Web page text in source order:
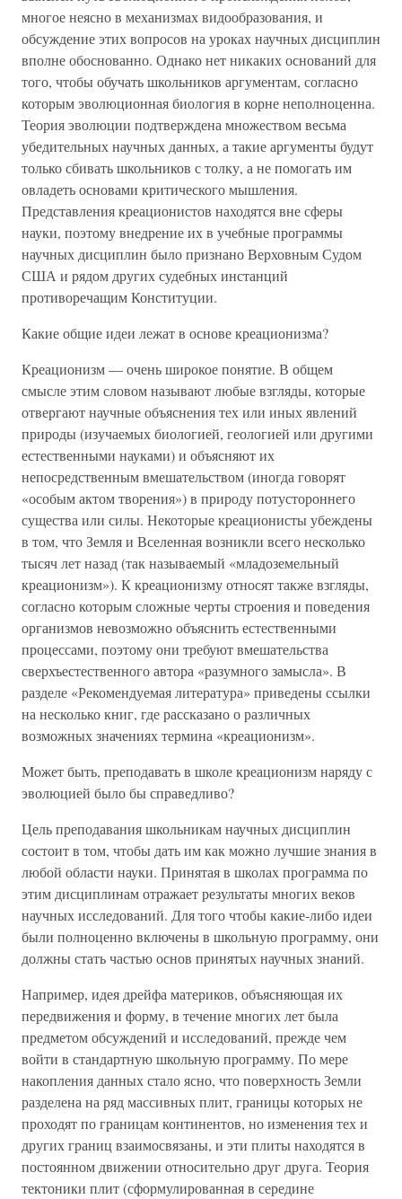
многое неясно в механизмах видообразования, и
обсуждение этих вопросов на уроках научных дисциплин
вполне обоснованно. Однако нет никаких оснований для
того, чтобы обучать школьников аргументам, согласно
которым эволюционная биология в корне неполноценна.
Теория эволюции подтверждена множеством весьма
убедительных научных данных, а такие аргументы будут
только сбивать школьников с толку, а не помогать им
овладеть основами критического мышления.
Представления креационистов находятся вне сферы
науки, поэтому внедрение их в учебные программы
научных дисциплин было признано Верховным Судом
США и рядом других судебных инстанций
противоречащим Конституции.
Какие общие идеи лежат в основе креационизма?
Креационизм — очень широкое понятие. В общем
смысле этим словом называют любые взгляды, которые
отвергают научные объяснения тех или иных явлений
природы (изучаемых биологией, геологией или другими
естественными науками) и объясняют их
непосредственным вмешательством (иногда говорят
«особым актом творения») в природу потустороннего
существа или силы. Некоторые креационисты убеждены
в том, что Земля и Вселенная возникли всего несколько
тысяч лет назад (так называемый «младоземельный
креационизм»). К креационизму относят также взгляды,
согласно которым сложные черты строения и поведения
организмов невозможно объяснить естественными
процессами, поэтому они требуют вмешательства
сверхъестественного автора «разумного замысла». В
разделе «Рекомендуемая литература» приведены ссылки
на несколько книг, где рассказано о различных
возможных значениях термина «креационизм».
Может быть, преподавать в школе креационизм наряду с
эволюцией было бы справедливо?
Цель преподавания школьникам научных дисциплин
состоит в том, чтобы дать им как можно лучшие знания в
любой области науки. Принятая в школах программа по
этим дисциплинам отражает результаты многих веков
научных исследований. Для того чтобы какие-либо идеи
были полноценно включены в школьную программу, они
должны стать частью основ принятых научных знаний.
Например, идея дрейфа материков, объясняющая их
передвижения и форму, в течение многих лет была
предметом обсуждений и исследований, прежде чем
войти в стандартную школьную программу. По мере
накопления данных стало ясно, что поверхность Земли
разделена на ряд массивных плит, границы которых не
проходят по границам континентов, но изменения тех и
других границ взаимосвязаны, и эти плиты находятся в
постоянном движении относительно друг друга. Теория
тектоники плит (сформулированная в середине